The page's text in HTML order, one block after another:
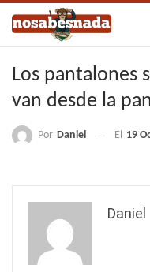
Los pantalones
van desde la
Por Daniel El 19
Daniel